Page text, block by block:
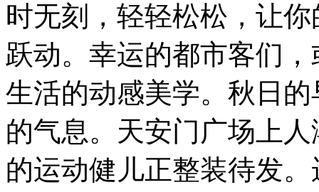
时无刻，轻轻松松，让
跃动。幸运的都市客们
生活的动感美学。秋日
的气息。天安门广场上
的运动健儿正整装待发